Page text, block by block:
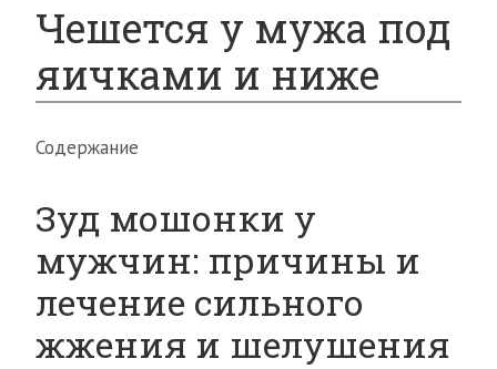
Чешется у мужа под
яичками и ниже
Содержание
Зуд мошонки у
мужчин: причины и
лечение сильного
жжения и шелушения